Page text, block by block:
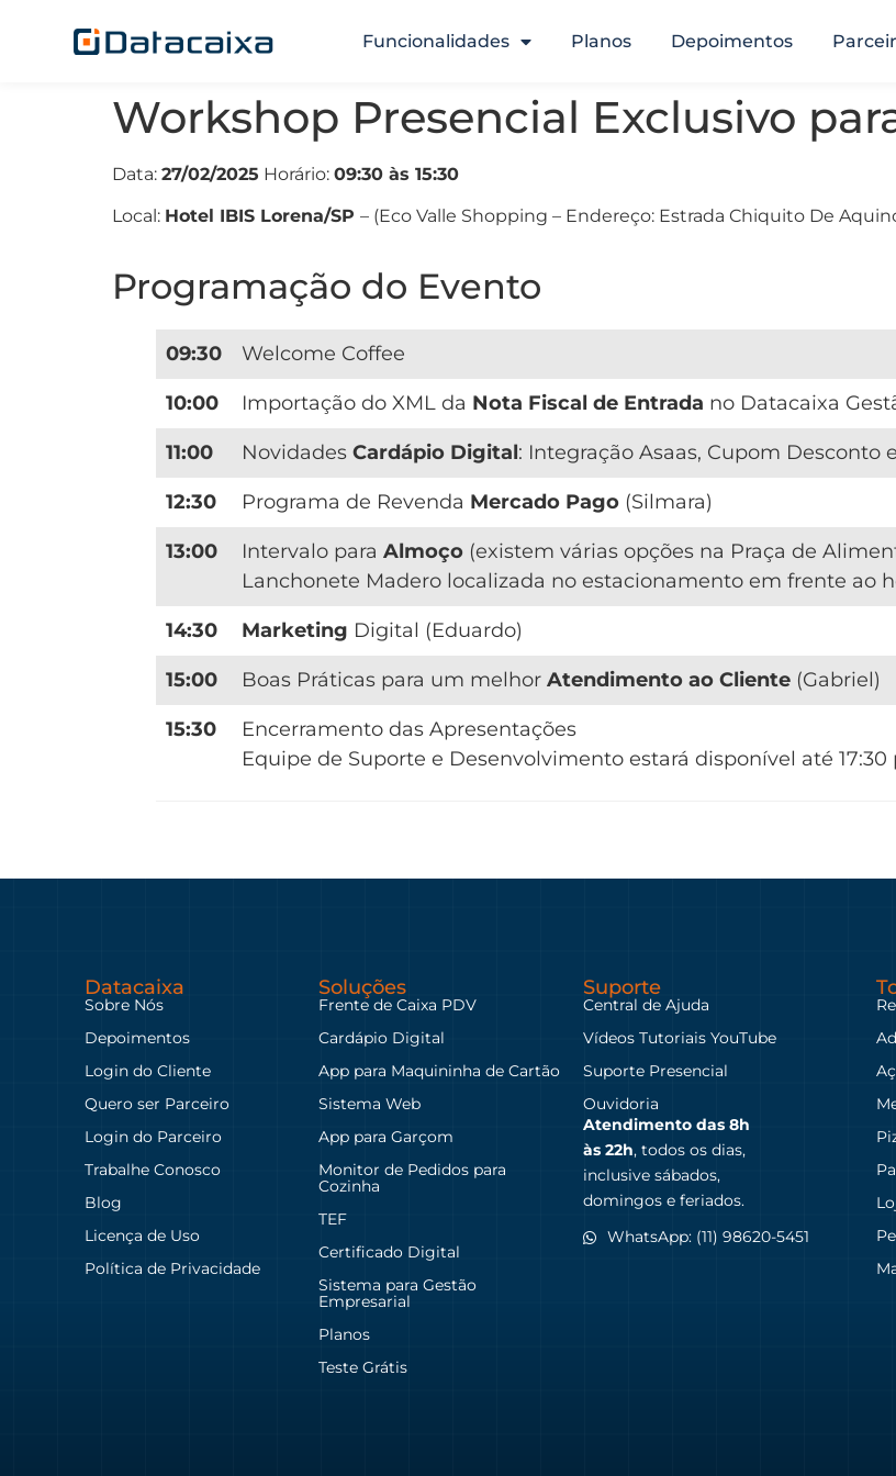
Funcionalidades Planos Depoimentos
Workshop Presencial Exclusivo
Data: 27/02/2025 Horário: 09:30 às 15:30
Local: Hotel IBIS Lorena/SP – (Eco Valle Shopping – Endereço: Estrada Chiquito De
Programação do Evento
09:30 Welcome Coffee
10:00 Importação do XML da Nota Fiscal de Entrada no Datacaixa
11:00 Novidades Cardápio Digital: Integração Asaas, Cupom Desconto
12:30 Programa de Revenda Mercado Pago (Silmara)
13:00 Intervalo para Almoço (existem várias opções na Praça de
Lanchonete Madero localizada no estacionamento em frente ao
14:30 Marketing Digital (Eduardo)
15:00 Boas Práticas para um melhor Atendimento ao Cliente (Gabriel)
15:30
Encerramento das Apresentações
Equipe de Suporte e Desenvolvimento estará disponível até
Datacaixa
Sobre Nós
Depoimentos
Login do Cliente
Quero ser Parceiro
Login do Parceiro
Trabalhe Conosco
Blog
Licença de Uso
Política de Privacidade
Soluções
Frente de Caixa PDV
Cardápio Digital
App para Maquininha de Cartão
Sistema Web
App para Garçom
Monitor de Pedidos para
Cozinha
TEF
Certificado Digital
Sistema para Gestão
Empresarial
Planos
Teste Grátis
Suporte
Central de Ajuda
Vídeos Tutoriais YouTube
Suporte Presencial
Ouvidoria
Atendimento das 8h
às 22h, todos os dias,
inclusive sábados,
domingos e feriados.
WhatsApp: (11) 98620-5451